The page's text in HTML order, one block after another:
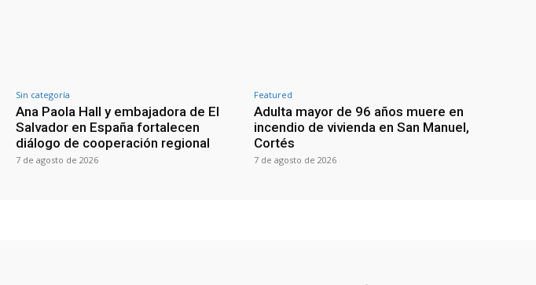
Sin categoría
Ana Paola Hall y embajadora de El
Salvador en España fortalecen
diálogo de cooperación regional
7 de agosto de 2026
Featured
Adulta mayor de 96 años muere en
incendio de vivienda en San Manuel,
Cortés
7 de agosto de 2026